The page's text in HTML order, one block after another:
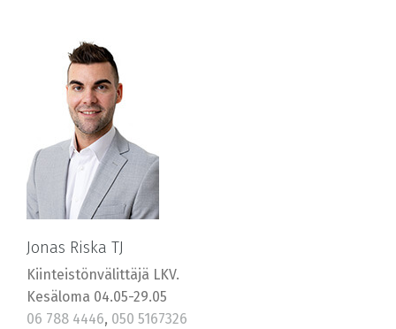
Jonas Riska TJ
Kiinteistönvälittäjä LKV.
Kesäloma 04.05-29.05
06 788 4446, 050 5167326